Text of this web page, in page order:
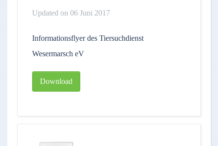
Updated on 06 Juni 2017
Informationsflyer des Tiersuchdienst
Wesermarsch eV
Download